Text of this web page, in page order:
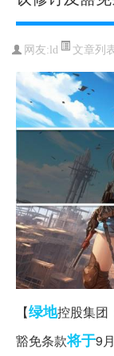
网友: ld 文章列
【绿地控股集团
豁免条款将于9